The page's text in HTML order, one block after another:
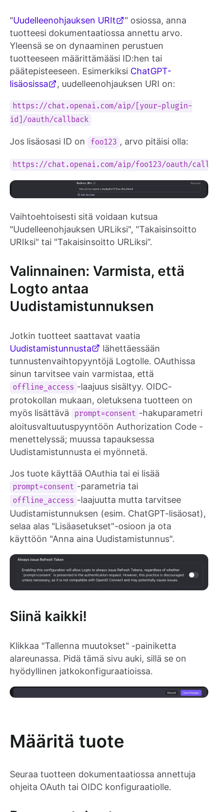
"Uudelleenohjauksen URIt
" osiossa, anna
tuotteesi dokumentaatiossa annettu arvo.
Yleensä se on dynaaminen perustuen
tuotteeseen määrittämääsi ID:hen tai
päätepisteeseen. Esimerkiksi ChatGPT-
lisäosissa
, uudelleenohjauksen URI on:
https://chat.openai.com/aip/[your-plugin-
id]/oauth/callback
Jos lisäosasi ID on foo123 , arvo pitäisi olla:
https://chat.openai.com/aip/foo123/oauth/
Vaihtoehtoisesti sitä voidaan kutsua
"Uudelleenohjauksen URLiksi", "Takaisinsoitto
URIksi" tai "Takaisinsoitto URLiksi”.
Valinnainen: Varmista, että
Logto antaa
Uudistamistunnuksen
Jotkin tuotteet saattavat vaatia
Uudistamistunnusta
lähettäessään
tunnustenvaihtopyyntöjä Logtolle. OAuthissa
sinun tarvitsee vain varmistaa, että
offline_access -laajuus sisältyy. OIDC-
protokollan mukaan, oletuksena tuotteen on
myös lisättävä
prompt=consent -hakuparametri
aloitusvaltuutuspyyntöön Authorization Code -
menettelyssä; muussa tapauksessa
Uudistamistunnusta ei myönnetä.
Jos tuote käyttää OAuthia tai ei lisää
prompt=consent -parametria tai
offline_access -laajuutta mutta tarvitsee
Uudistamistunnuksen (esim. ChatGPT-lisäosat),
selaa alas "Lisäasetukset"-osioon ja ota
käyttöön "Anna aina Uudistamistunnus".
Siinä kaikki!
Klikkaa "Tallenna muutokset" -painiketta
alareunassa. Pidä tämä sivu auki, sillä se on
hyödyllinen jatkokonfiguraatioissa.
Määritä tuote
Seuraa tuotteen dokumentaatiossa annettuja
ohjeita OAuth tai OIDC konfiguraatiolle.